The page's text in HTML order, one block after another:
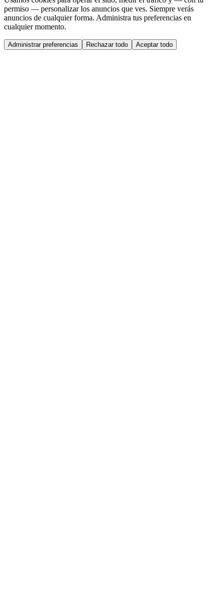
permiso — personalizar los anuncios que ves. Siempre verás
anuncios de cualquier forma. Administra tus preferencias en
cualquier momento.
Administrar preferencias Rechazar todo Aceptar todo